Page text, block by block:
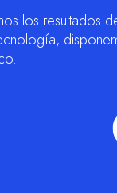
los resultados